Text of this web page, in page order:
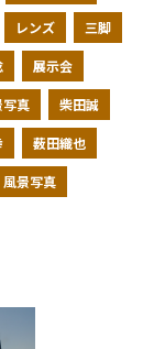
レンズ 三脚
展示会
写真 柴田誠
薮田織也
風景写真